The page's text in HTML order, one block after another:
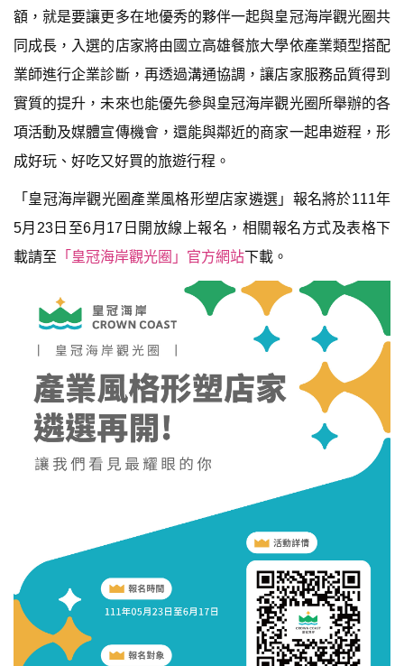
額，就是要讓更多在地優秀的夥伴一起與皇冠海岸觀光圈共
同成長，入選的店家將由國立高雄餐旅大學依產業類型搭配
業師進行企業診斷，再透過溝通協調，讓店家服務品質得到
實質的提升，未來也能優先參與皇冠海岸觀光圈所舉辦的各
項活動及媒體宣傳機會，還能與鄰近的商家一起串遊程，形
成好玩、好吃又好買的旅遊行程。
「皇冠海岸觀光圈產業風格形塑店家遴選」報名將於111年
5月23日至6月17日開放線上報名，相關報名方式及表格下
載請至 「皇冠海岸觀光圈」官方網站下載。